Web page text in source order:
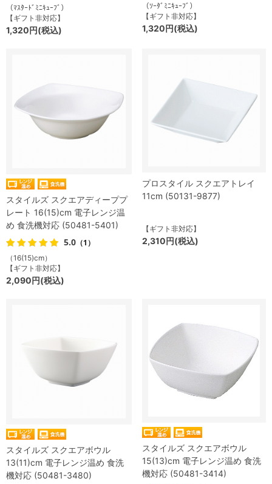
（ﾏｽﾀｰﾄﾞﾐﾆｷｭｰﾌﾞ）
【ギフト非対応】
1,320円(税込)
（ｿｰﾀﾞﾐﾆｷｭｰﾌﾞ）
【ギフト非対応】
1,320円(税込)
スタイルズ スクエアディーププ
レート 16(15)cm 電子レンジ温
め 食洗機対応 (50481-5401)
5.0 （1）
（16(15)cm）
【ギフト非対応】
2,090円(税込)
プロスタイル スクエアトレイ
11cm (50131-9877)
【ギフト非対応】
2,310円(税込)
スタイルズ スクエアボウル
13(11)cm 電子レンジ温め 食洗
機対応 (50481-3480)
スタイルズ スクエアボウル
15(13)cm 電子レンジ温め 食洗
機対応 (50481-3414)